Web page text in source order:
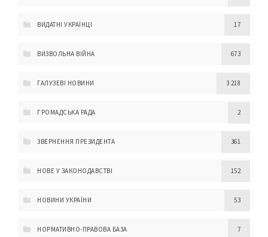
ВИДАТНІ УКРАЇНЦІ 17
ВИЗВОЛЬНА ВІЙНА 673
ГАЛУЗЕВІ НОВИНИ 3 218
ГРОМАДСЬКА РАДА 2
ЗВЕРНЕННЯ ПРЕЗИДЕНТА 361
НОВЕ У ЗАКОНОДАВСТВІ 152
НОВИНИ УКРАЇНИ 53
НОРМАТИВНО-ПРАВОВА БАЗА 7